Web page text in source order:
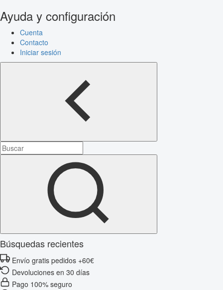
Ayuda y configuración
Cuenta
Contacto
Iniciar sesión
Búsquedas recientes
Envío gratis pedidos +60€
Devoluciones en 30 días
Pago 100% seguro